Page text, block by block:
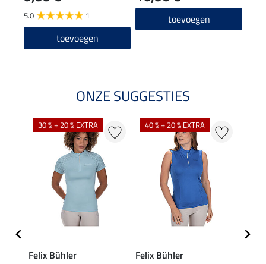
5.0 1
toevoegen
toevoegen
ONZE SUGGESTIES
30 % + 20 % EXTRA
Felix Bühler
40 % + 20 % EXTRA
Felix Bühler